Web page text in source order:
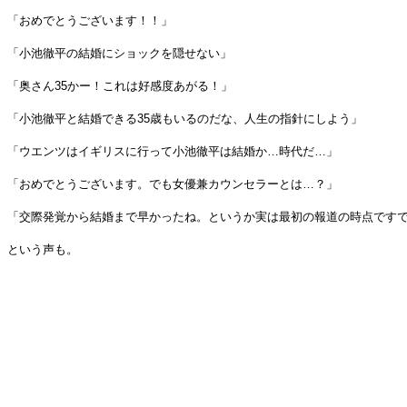
「おめでとうございます！！」
「小池徹平の結婚にショックを隠せない」
「奥さん35かー！これは好感度あがる！」
「小池徹平と結婚できる35歳もいるのだな、人生の指針にしよう」
「ウエンツはイギリスに行って小池徹平は結婚か…時代だ…」
「おめでとうございます。でも女優兼カウンセラーとは…？」
「交際発覚から結婚まで早かったね。というか実は最初の報道の時点です
という声も。